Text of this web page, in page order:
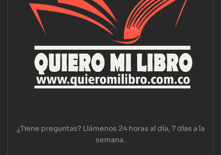
¿Tiene preguntas? Llámenos 24 horas al día, 7 días a la
semana.